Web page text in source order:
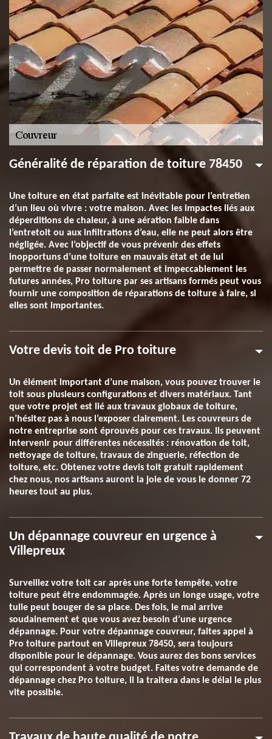
Généralité de réparation de toiture 78450
Une toiture en état parfaite est inévitable pour l’entretien
d’un lieu où vivre : votre maison. Avec les impactes liés aux
déperditions de chaleur, à une aération faible dans
l’entretoit ou aux infiltrations d’eau, elle ne peut alors être
négligée. Avec l’objectif de vous prévenir des effets
inopportuns d’une toiture en mauvais état et de lui
permettre de passer normalement et impeccablement les
futures années, Pro toiture par ses artisans formés peut vous
fournir une composition de réparations de toiture à faire, si
elles sont importantes.
Votre devis toit de Pro toiture
Un élément important d’une maison, vous pouvez trouver le
toit sous plusieurs configurations et divers matériaux. Tant
que votre projet est lié aux travaux globaux de toiture,
n’hésitez pas à nous l’exposer clairement. Les couvreurs de
notre entreprise sont éprouvés pour ces travaux. Ils peuvent
intervenir pour différentes nécessités : rénovation de toit,
nettoyage de toiture, travaux de zinguerie, réfection de
toiture, etc. Obtenez votre devis toit gratuit rapidement
chez nous, nos artisans auront la joie de vous le donner 72
heures tout au plus.
Un dépannage couvreur en urgence à
Villepreux
Surveillez votre toit car après une forte tempête, votre
toiture peut être endommagée. Après un longe usage, votre
tuile peut bouger de sa place. Des fois, le mal arrive
soudainement et que vous avez besoin d’une urgence
dépannage. Pour votre dépannage couvreur, faites appel à
Pro toiture partout en Villepreux 78450, sera toujours
disponible pour le dépannage. Vous aurez des bons services
qui correspondent à votre budget. Faites votre demande de
dépannage chez Pro toiture, il la traitera dans le délai le plus
vite possible.